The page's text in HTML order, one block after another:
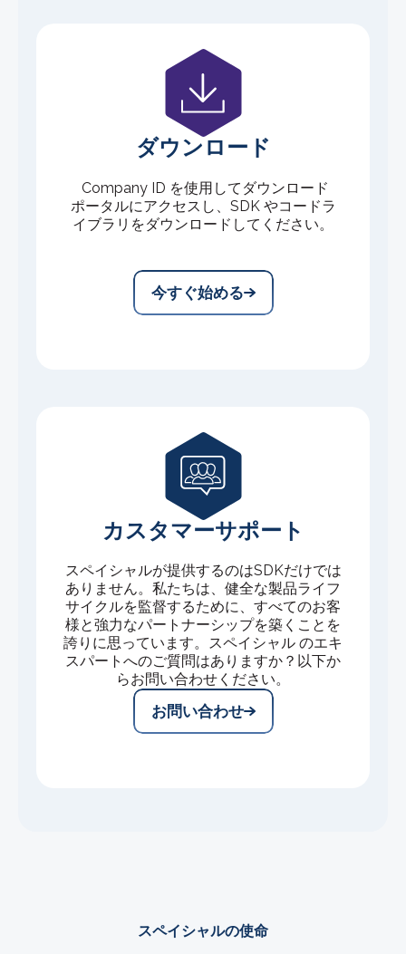
ダウンロード
Company ID を使用してダウンロード
ポータルにアクセスし、SDK やコードラ
イブラリをダウンロードしてください。
今すぐ始める
カスタマーサポート
スペイシャルが提供するのはSDKだけでは
ありません。私たちは、健全な製品ライフ
サイクルを監督するために、すべてのお客
様と強力なパートナーシップを築くことを
誇りに思っています。スペイシャル のエキ
スパートへのご質問はありますか？以下か
らお問い合わせください。
お問い合わせ
スペイシャルの使命